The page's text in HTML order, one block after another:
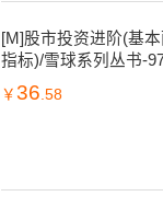
[M]股市投资进阶(基
指标)/雪球系列丛书-
￥ 36 .58